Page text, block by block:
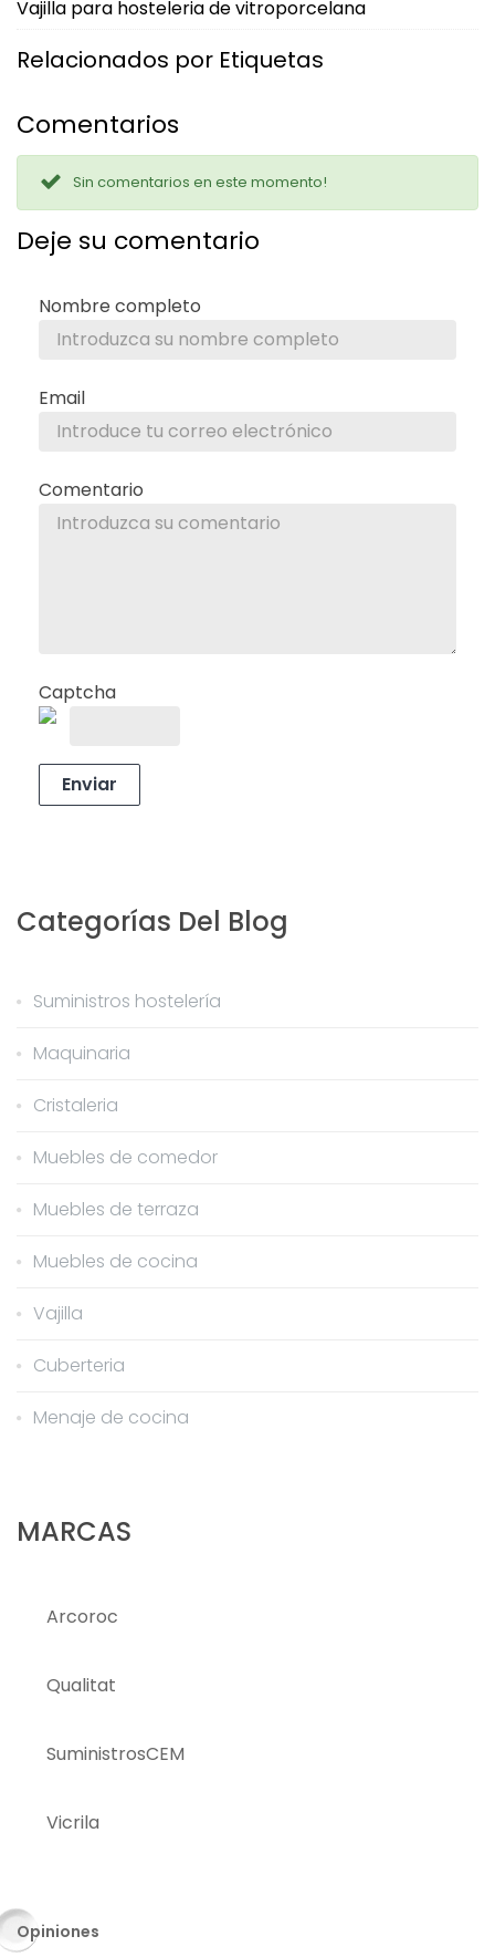
Vajilla para hosteleria de vitroporcelana
Relacionados por Etiquetas
Comentarios
Sin comentarios en este momento!
Deje su comentario
Nombre completo
Email
Comentario
Captcha
Enviar
Categorías Del Blog
Suministros hostelería
Maquinaria
Cristaleria
Muebles de comedor
Muebles de terraza
Muebles de cocina
Vajilla
Cuberteria
Menaje de cocina
MARCAS
Arcoroc
Qualitat
SuministrosCEM
Vicrila
Opiniones